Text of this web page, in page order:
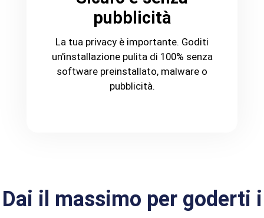
pubblicità
La tua privacy è importante. Goditi
un'installazione pulita di 100% senza
software preinstallato, malware o
pubblicità.
Dai il massimo per goderti i